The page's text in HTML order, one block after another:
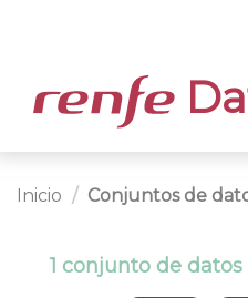
Inicio Conjuntos de
1 conjunto de